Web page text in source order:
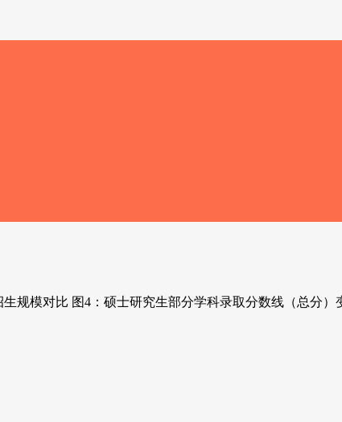
规模对比 图4：硕士研究生部分学科录取分数线（总分）